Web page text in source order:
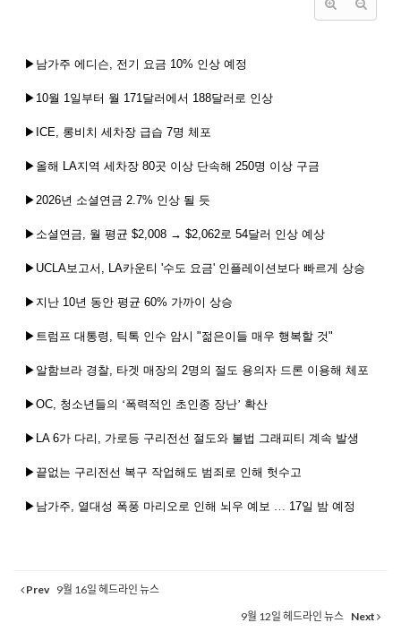
▶남가주 에디슨, 전기 요금 10% 인상 예정
▶ 10월 1일부터 월 171달러에서 188달러로 인상
▶ ICE, 롱비치 세차장 급습 7명 체포
▶올해 LA지역 세차장 80곳 이상 단속해 250명 이상 구금
▶2026년 소셜연금 2.7% 인상 될 듯
▶소셜연금, 월 평균 $2,008 → $2,062로 54달러 인상 예상
▶ UCLA보고서 , LA카운티 '수도 요금' 인플레이션보다 빠르게 상승
▶지난 10년 동안 평균 60% 가까이 상승
▶트럼프 대통령 , 틱톡 인수 암시 "젊은이들 매우 행복할 것"
▶알함브라 경찰, 타겟 매장의 2명의 절도 용의자 드론 이용해 체포
▶OC, 청소년들의 ‘폭력적인 초인종 장난’ 확산
▶ LA 6가 다리 , 가로등 구리전선 절도와 불법 그래피티 계속 발생
▶끝없는 구리전선 복구 작업해도 범죄로 인해 헛수고
▶남가주, 열대성 폭풍 마리오로 인해 뇌우 예보 … 17일 밤 예정
Prev 9월 16일 헤드라인 뉴스
9월 12일 헤드라인 뉴스 Next